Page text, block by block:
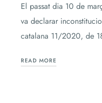
El passat dia 10 de
va declarar
catalana 11/2020, de
READ MORE